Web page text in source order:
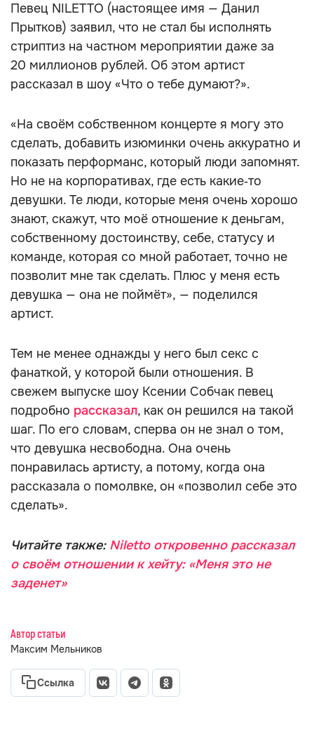
Певец NILETTO (настоящее имя — Данил
Прытков) заявил, что не стал бы исполнять
стриптиз на частном мероприятии даже за
20 миллионов рублей. Об этом артист
рассказал в шоу «Что о тебе думают?».
«На своём собственном концерте я могу это
сделать, добавить изюминки очень аккуратно и
показать перформанс, который люди запомнят.
Но не на корпоративах, где есть какие‑то
девушки. Те люди, которые меня очень хорошо
знают, скажут, что моё отношение к деньгам,
собственному достоинству, себе, статусу и
команде, которая со мной работает, точно не
позволит мне так сделать. Плюс у меня есть
девушка — она не поймёт», — поделился
артист.
Тем не менее однажды у него был секс с
фанаткой, у которой были отношения. В
свежем выпуске шоу Ксении Собчак певец
подробно рассказал, как он решился на такой
шаг. По его словам, сперва он не знал о том,
что девушка несвободна. Она очень
понравилась артисту, а потому, когда она
рассказала о помолвке, он «позволил себе это
сделать».
Читайте также: Niletto откровенно рассказал
о своём отношении к хейту: «Меня это не
заденет»
Автор статьи
Максим Мельников
Ссылка